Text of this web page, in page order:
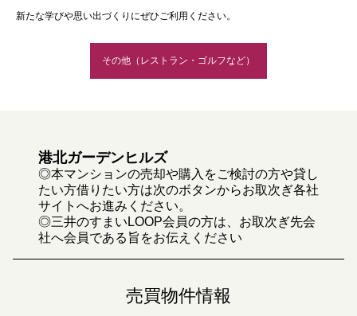
新たな学びや思い出づくりにぜひご利用ください。
その他（レストラン・ゴルフなど）
港北ガーデンヒルズ
◎本マンションの売却や購入をご検討の方や貸し
たい方借りたい方は次のボタンからお取次ぎ各社
サイトへお進みください。
◎三井のすまいLOOP会員の方は、お取次ぎ先会
社へ会員である旨をお伝えください
売買物件情報